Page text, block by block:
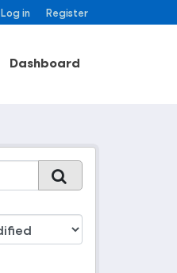
Log in Register
Dashboard